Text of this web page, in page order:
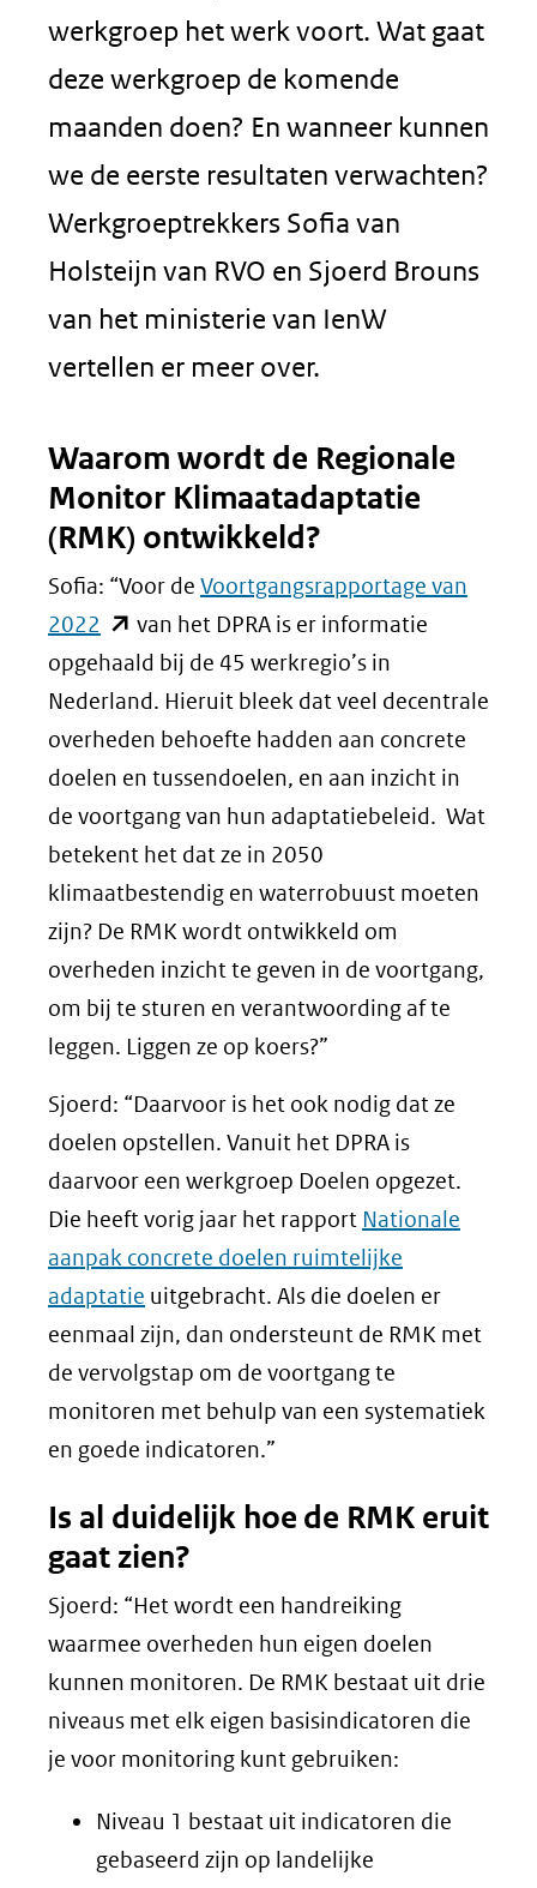
werkgroep het werk voort. Wat gaat
deze werkgroep de komende
maanden doen? En wanneer kunnen
we de eerste resultaten verwachten?
Werkgroeptrekkers Sofia van
Holsteijn van RVO en Sjoerd Brouns
van het ministerie van IenW
vertellen er meer over.
Waarom wordt de Regionale
Monitor Klimaatadaptatie
(RMK) ontwikkeld?
Sofia: “Voor de Voortgangsrapportage van
2022 (opent
in
nieuw
venster)
(verwijst
naar
een
andere
website)
van het DPRA is er informatie
opgehaald bij de 45 werkregio’s in
Nederland. Hieruit bleek dat veel decentrale
overheden behoefte hadden aan concrete
doelen en tussendoelen, en aan inzicht in
de voortgang van hun adaptatiebeleid. Wat
betekent het dat ze in 2050
klimaatbestendig en waterrobuust moeten
zijn? De RMK wordt ontwikkeld om
overheden inzicht te geven in de voortgang,
om bij te sturen en verantwoording af te
leggen. Liggen ze op koers?”
Sjoerd: “Daarvoor is het ook nodig dat ze
doelen opstellen. Vanuit het DPRA is
daarvoor een werkgroep Doelen opgezet.
Die heeft vorig jaar het rapport Nationale
aanpak concrete doelen ruimtelijke
adaptatie uitgebracht. Als die doelen er
eenmaal zijn, dan ondersteunt de RMK met
de vervolgstap om de voortgang te
monitoren met behulp van een systematiek
en goede indicatoren.”
Is al duidelijk hoe de RMK eruit
gaat zien?
Sjoerd: “Het wordt een handreiking
waarmee overheden hun eigen doelen
kunnen monitoren. De RMK bestaat uit drie
niveaus met elk eigen basisindicatoren die
je voor monitoring kunt gebruiken:
Niveau 1 bestaat uit indicatoren die
gebaseerd zijn op landelijke